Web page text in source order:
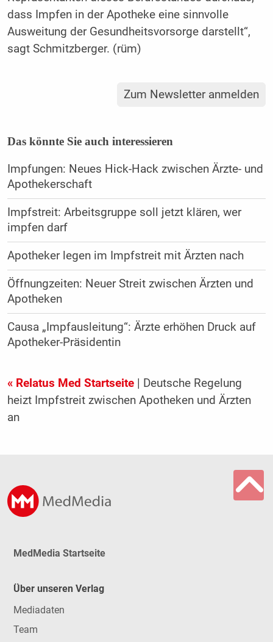
dass Impfen in der Apotheke eine sinnvolle
Ausweitung der Gesundheitsvorsorge darstellt“,
sagt Schmitzberger. (rüm)
Zum Newsletter anmelden
Das könnte Sie auch interessieren
Impfungen: Neues Hick-Hack zwischen Ärzte- und
Apothekerschaft
Impfstreit: Arbeitsgruppe soll jetzt klären, wer
impfen darf
Apotheker legen im Impfstreit mit Ärzten nach
Öffnungzeiten: Neuer Streit zwischen Ärzten und
Apotheken
Causa „Impfausleitung“: Ärzte erhöhen Druck auf
Apotheker-Präsidentin
« Relatus Med Startseite| Deutsche Regelung
heizt Impfstreit zwischen Apotheken und Ärzten
an
MedMedia Startseite
Über unseren Verlag
Mediadaten
Team